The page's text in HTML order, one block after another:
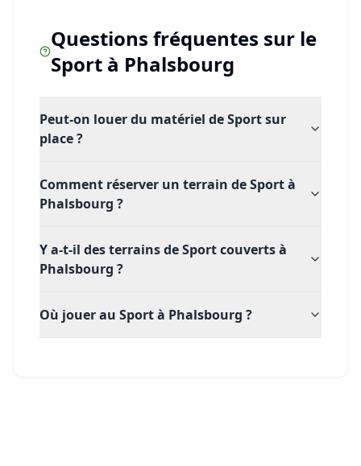
Questions fréquentes sur le
Sport à Phalsbourg
Peut-on louer du matériel de Sport sur
place ?
Comment réserver un terrain de Sport à
Phalsbourg ?
Y a-t-il des terrains de Sport couverts à
Phalsbourg ?
Où jouer au Sport à Phalsbourg ?